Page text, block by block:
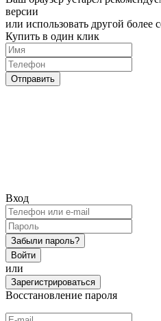
версии
или использовать другой более
Купить в один клик
Отправить
Вход
Забыли пароль?
Войти
или
Зарегистрироваться
Восстановление пароля